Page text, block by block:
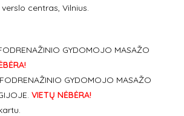
verslo centras, Vilnius.
GYDOMOJO MASAŽO
GYDOMOJO MASAŽO
VIETŲ NĖBĖRA!